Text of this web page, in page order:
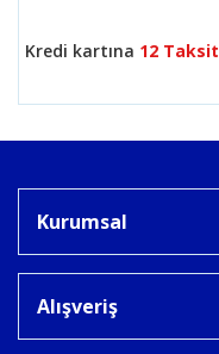
Kredi kartına 12 Taksit
Kurumsal
Alışveriş